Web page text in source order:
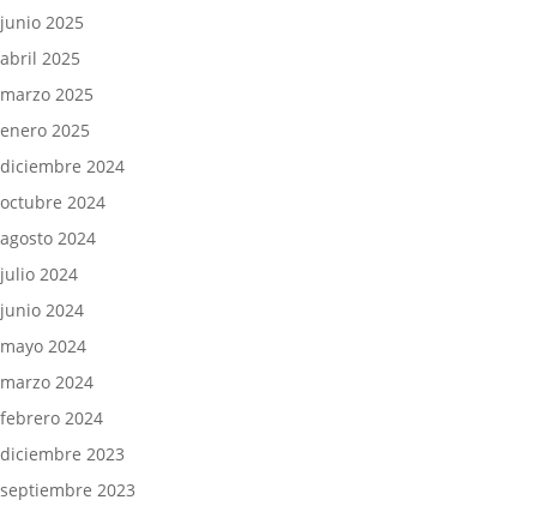
junio 2025
abril 2025
marzo 2025
enero 2025
diciembre 2024
octubre 2024
agosto 2024
julio 2024
junio 2024
mayo 2024
marzo 2024
febrero 2024
diciembre 2023
septiembre 2023